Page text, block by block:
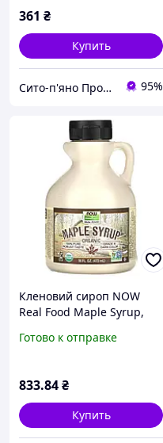
361 ₴
Купить
Сито-п'яно Продукти з Європи 95%
Кленовий сироп NOW
Real Food Maple Syrup,
Готово к отправке
833.84₴
Купить